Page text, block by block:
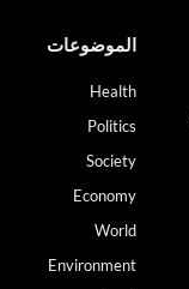
الموضوعات
Health
Politics
Society
Economy
World
Environment